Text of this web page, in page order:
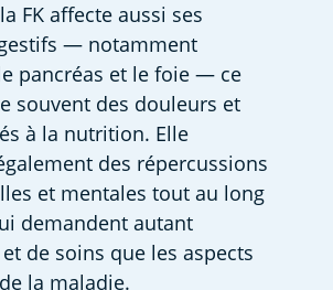
FK affecte aussi ses
— notamment
pancréas et le foie — ce
souvent des douleurs et
à la nutrition. Elle
des répercussions
et mentales tout au long
demandent autant
de soins que les aspects
la maladie.